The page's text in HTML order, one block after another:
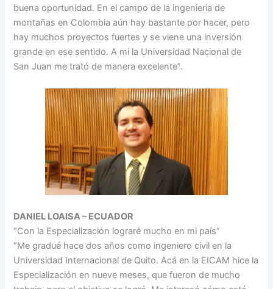
buena oportunidad. En el campo de la ingeniería de
montañas en Colombia aún hay bastante por hacer, pero
hay muchos proyectos fuertes y se viene una inversión
grande en ese sentido. A mí la Universidad Nacional de
San Juan me trató de manera excelente”.
DANIEL LOAISA – ECUADOR
“Con la Especialización lograré mucho en mi país”
“Me gradué hace dos años como ingeniero civil en la
Universidad Internacional de Quito. Acá en la EICAM hice la
Especialización en nueve meses, que fueron de mucho